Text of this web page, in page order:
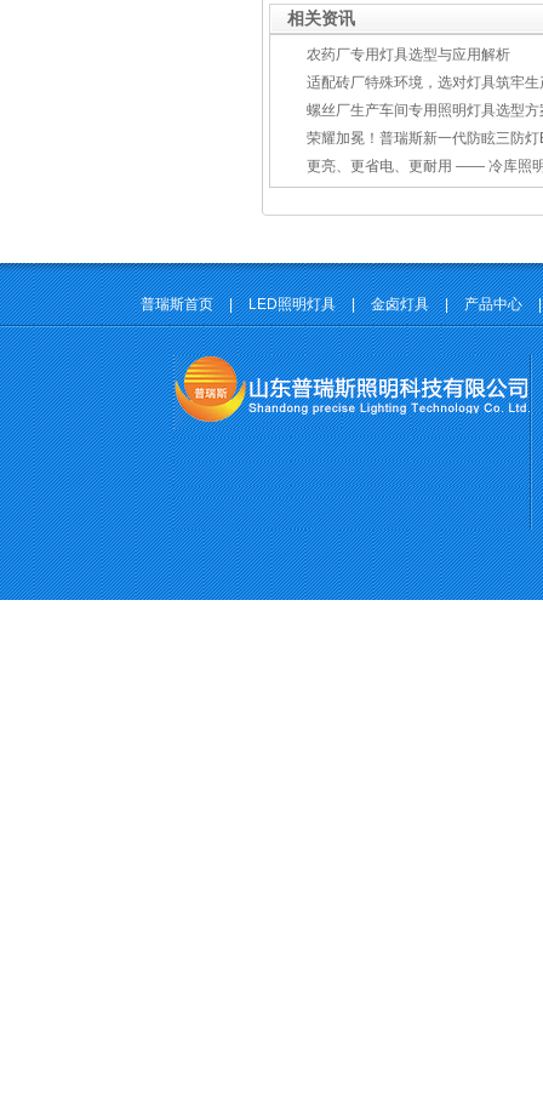
相关资讯
农药厂专用灯具选型与应用解析
适配砖厂特殊环境，选对灯具筑牢生产
螺丝厂生产车间专用照明灯具选型方
荣耀加冕！普瑞斯新一代防眩三防灯BC-L斩获2026阿拉
更亮、更省电、更耐用 —— 冷库照
普瑞斯首页 | LED照明灯具 | 金卤灯具 | 产品中心 |